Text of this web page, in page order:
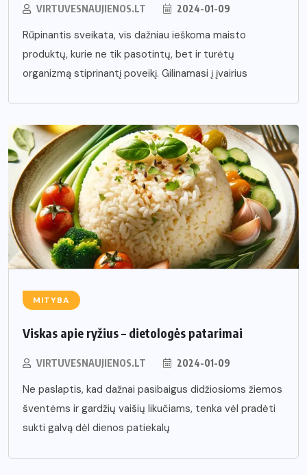
VIRTUVESNAUJIENOS.LT 2024-01-09
Rūpinantis sveikata, vis dažniau ieškoma maisto
produktų, kurie ne tik pasotintų, bet ir turėtų
organizmą stiprinantį poveikį. Gilinamasi į įvairius
MITYBA
Viskas apie ryžius – dietologės patarimai
VIRTUVESNAUJIENOS.LT 2024-01-09
Ne paslaptis, kad dažnai pasibaigus didžiosioms žiemos
šventėms ir gardžių vaišių likučiams, tenka vėl pradėti
sukti galvą dėl dienos patiekalų